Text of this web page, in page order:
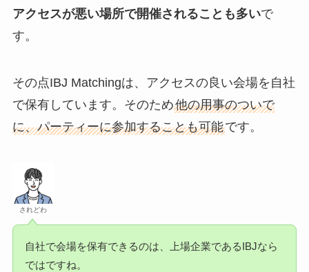
アクセスが悪い場所で開催されることも多いで
す。
その点IBJ Matchingは、アクセスの良い会場を自社
で保有しています。そのため他の用事のついで
に、パーティーに参加することも可能です。
されどわ
自社で会場を保有できるのは、上場企業であるIBJなら
ではですね。